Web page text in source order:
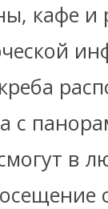
кафе и
с
в